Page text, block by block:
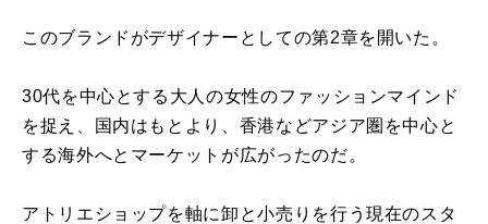
このブランドがデザイナーとしての第2章を開いた。
30代を中心とする大人の女性のファッションマインド
を捉え、国内はもとより、香港などアジア圏を中心と
する海外へとマーケットが広がったのだ。
アトリエショップを軸に卸と小売りを行う現在のスタ